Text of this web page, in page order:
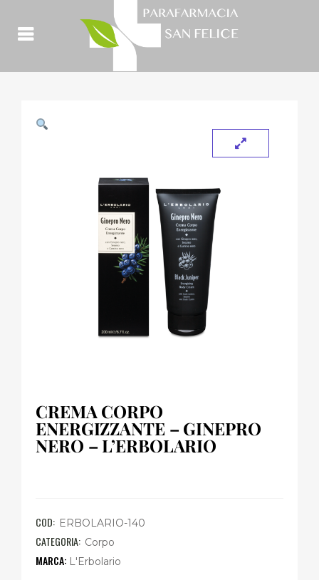
CREMA CORPO
ENERGIZZANTE – GINEPRO
NERO – L’ERBOLARIO
COD: ERBOLARIO-140
CATEGORIA: Corpo
L'Erbolario